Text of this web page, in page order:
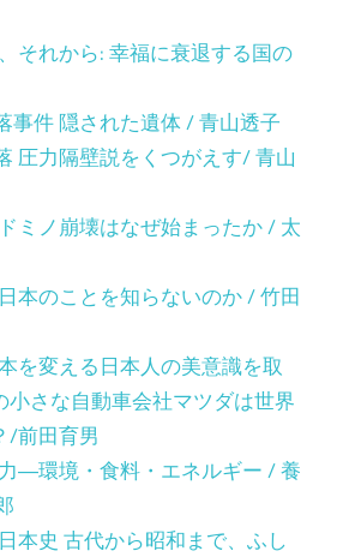
それから: 幸福に衰退する国の
事件 隠された遺体 / 青山透子
圧力隔壁説をくつがえす/ 青山
ミノ崩壊はなぜ始まったか / 太
本のことを知らないのか / 竹田
を変える日本人の美意識を取
小さな自動車会社マツダは世界
/前田育男
―環境・食料・エネルギー / 養
本史 古代から昭和まで、ふし